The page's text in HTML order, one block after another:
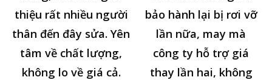
thiệu rất nhiều người
thân đến đây sửa. Yên
tâm về chất lượng,
không lo về giá cả.
bảo hành lại bị rơi vỡ
lần nữa, may mà
công ty hỗ trợ giá
thay lần hai, không